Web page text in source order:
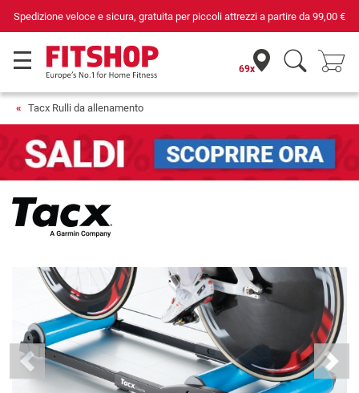
per piccoli attrezzi a partire da99,00 € Da 42 anni i tuoi esperti
69x
Tacx Rulli da allenamento
Previous Next